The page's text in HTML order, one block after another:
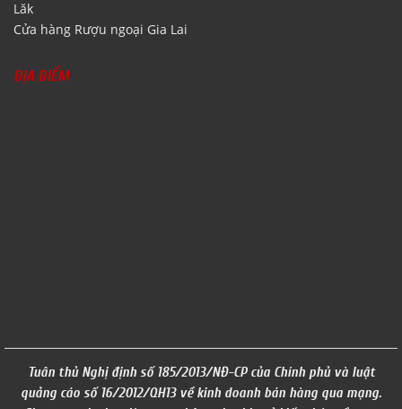
Lăk
Cửa hàng Rượu ngoại Gia Lai
ĐỊA ĐIỂM
Tuân thủ Nghị định số 185/2013/NĐ-CP của Chính phủ và luật
quảng cáo số 16/2012/QH13 về kinh doanh bán hàng qua mạng.